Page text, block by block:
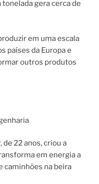
gera cerca de
em uma escala
países da Europa e
outros produtos
de 22 anos, criou a
em energia a
caminhões na beira